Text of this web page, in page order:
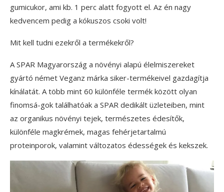
gumicukor, ami kb. 1 perc alatt fogyott el. Az én nagy
kedvencem pedig a kókuszos csoki volt!
Mit kell tudni ezekről a termékekről?
A SPAR Magyarország a növényi alapú élelmiszereket
gyártó német Veganz márka siker-termékeivel gazdagítja
kínálatát. A több mint 60 különféle termék között olyan
finomsá-gok találhatóak a SPAR dedikált üzleteiben, mint
az organikus növényi tejek, természetes édesítők,
különféle magkrémek, magas fehérjetartalmú
proteinporok, valamint változatos édességek és kekszek.